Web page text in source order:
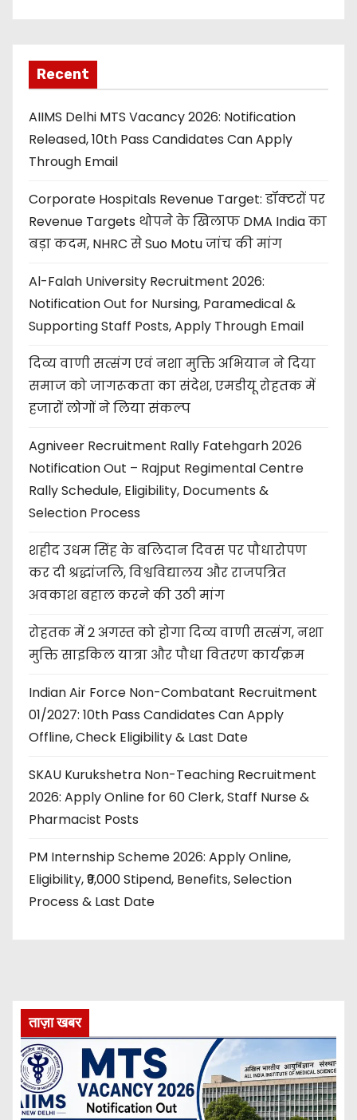
Recent
AIIMS Delhi MTS Vacancy 2026: Notification
Released, 10th Pass Candidates Can Apply
Through Email
Corporate Hospitals Revenue Target: डॉक्टरों पर
Revenue Targets थोपने के खिलाफ DMA India का
बड़ा कदम, NHRC से Suo Motu जांच की मांग
Al-Falah University Recruitment 2026:
Notification Out for Nursing, Paramedical &
Supporting Staff Posts, Apply Through Email
दिव्य वाणी सत्संग एवं नशा मुक्ति अभियान ने दिया
समाज को जागरूकता का संदेश, एमडीयू रोहतक में
हजारों लोगों ने लिया संकल्प
Agniveer Recruitment Rally Fatehgarh 2026
Notification Out – Rajput Regimental Centre
Rally Schedule, Eligibility, Documents &
Selection Process
शहीद उधम सिंह के बलिदान दिवस पर पौधारोपण
कर दी श्रद्धांजलि, विश्वविद्यालय और राजपत्रित
अवकाश बहाल करने की उठी मांग
रोहतक में 2 अगस्त को होगा दिव्य वाणी सत्संग, नशा
मुक्ति साइकिल यात्रा और पौधा वितरण कार्यक्रम
Indian Air Force Non-Combatant Recruitment
01/2027: 10th Pass Candidates Can Apply
Offline, Check Eligibility & Last Date
SKAU Kurukshetra Non-Teaching Recruitment
2026: Apply Online for 60 Clerk, Staff Nurse &
Pharmacist Posts
PM Internship Scheme 2026: Apply Online,
Eligibility, ₹9,000 Stipend, Benefits, Selection
Process & Last Date
ताज़ा खबर